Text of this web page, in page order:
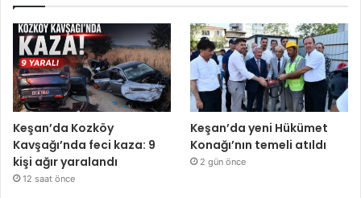
Keşan’da Kozköy
Kavşağı’nda feci kaza: 9
kişi ağır yaralandı
12 saat önce
Keşan’da yeni Hükümet
Konağı’nın temeli atıldı
2 gün önce